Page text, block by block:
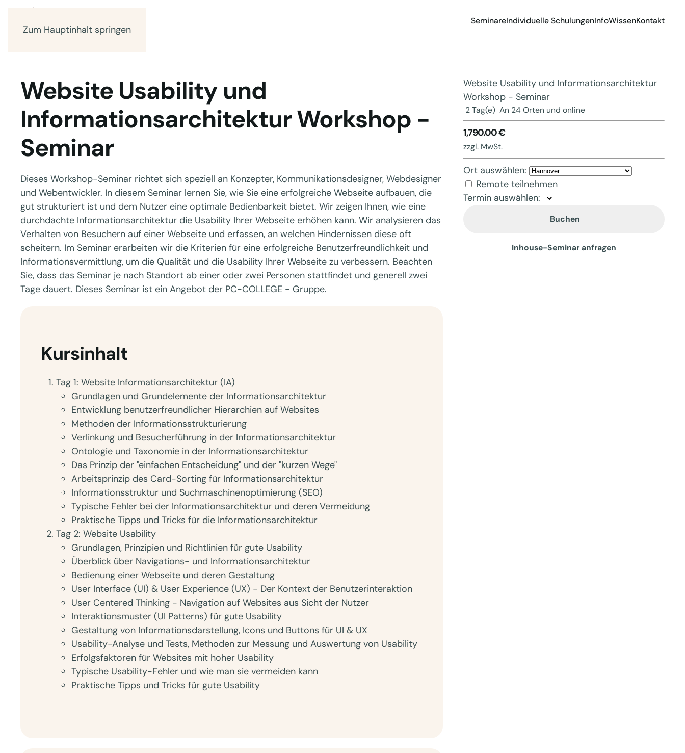
Zum Hauptinhalt springen
SeminareIndividuelle SchulungenInfoWissenKontakt
Website Usability und
Informationsarchitektur Workshop -
Seminar
Dieses Workshop-Seminar richtet sich speziell an Konzepter, Kommunikationsdesigner, Webdesigner
und Webentwickler. In diesem Seminar lernen Sie, wie Sie eine erfolgreiche Webseite aufbauen, die
gut strukturiert ist und dem Nutzer eine optimale Bedienbarkeit bietet. Wir zeigen Ihnen, wie eine
durchdachte Informationsarchitektur die Usability Ihrer Webseite erhöhen kann. Wir analysieren das
Verhalten von Besuchern auf einer Webseite und erfassen, an welchen Hindernissen diese oft
scheitern. Im Seminar erarbeiten wir die Kriterien für eine erfolgreiche Benutzerfreundlichkeit und
Informationsvermittlung, um die Qualität und die Usability Ihrer Webseite zu verbessern. Beachten
Sie, dass das Seminar je nach Standort ab einer oder zwei Personen stattfindet und generell zwei
Tage dauert. Dieses Seminar ist ein Angebot der PC-COLLEGE - Gruppe.
Kursinhalt
Tag 1: Website Informationsarchitektur (IA)
Grundlagen und Grundelemente der Informationsarchitektur
Entwicklung benutzerfreundlicher Hierarchien auf Websites
Methoden der Informationsstrukturierung
Verlinkung und Besucherführung in der Informationsarchitektur
Ontologie und Taxonomie in der Informationsarchitektur
Das Prinzip der "einfachen Entscheidung" und der "kurzen Wege"
Arbeitsprinzip des Card-Sorting für Informationsarchitektur
Informationsstruktur und Suchmaschinenoptimierung (SEO)
Typische Fehler bei der Informationsarchitektur und deren Vermeidung
Praktische Tipps und Tricks für die Informationsarchitektur
Tag 2: Website Usability
Grundlagen, Prinzipien und Richtlinien für gute Usability
Überblick über Navigations- und Informationsarchitektur
Bedienung einer Webseite und deren Gestaltung
User Interface (UI) & User Experience (UX) - Der Kontext der Benutzerinteraktion
User Centered Thinking - Navigation auf Websites aus Sicht der Nutzer
Interaktionsmuster (UI Patterns) für gute Usability
Gestaltung von Informationsdarstellung, Icons und Buttons für UI & UX
Usability-Analyse und Tests, Methoden zur Messung und Auswertung von Usability
Erfolgsfaktoren für Websites mit hoher Usability
Typische Usability-Fehler und wie man sie vermeiden kann
Praktische Tipps und Tricks für gute Usability
Website Usability und Informationsarchitektur
Workshop - Seminar
2 Tag(e) An 24 Orten und online
1,790.00 €
zzgl. MwSt.
Ort auswählen:
Remote teilnehmen
Termin auswählen:
Buchen
Inhouse-Seminar anfragen